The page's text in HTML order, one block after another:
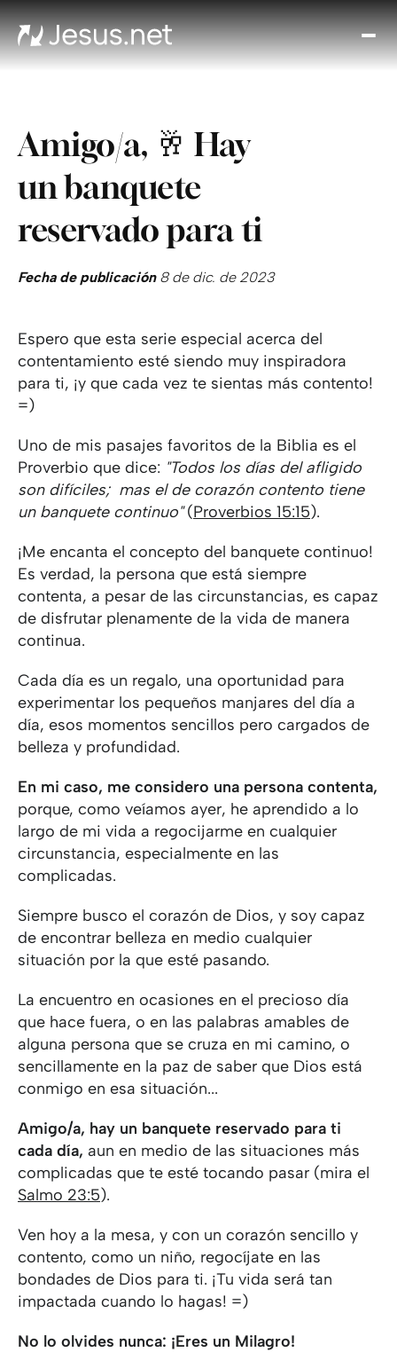
Amigo/a, 🥂 Hay
un banquete
reservado para ti
Fecha de publicación8 de dic. de 2023
Espero que esta serie especial acerca del
contentamiento esté siendo muy inspiradora
para ti, ¡y que cada vez te sientas más contento!
=)
Uno de mis pasajes favoritos de la Biblia es el
Proverbio que dice: "Todos los días del afligido
son difíciles; mas el de corazón contento tiene
un banquete continuo"(Proverbios 15:15).
¡Me encanta el concepto del banquete continuo!
Es verdad, la persona que está siempre
contenta, a pesar de las circunstancias, es capaz
de disfrutar plenamente de la vida de manera
continua.
Cada día es un regalo, una oportunidad para
experimentar los pequeños manjares del día a
día, esos momentos sencillos pero cargados de
belleza y profundidad.
En mi caso, me considero una persona contenta,
porque, como veíamos ayer, he aprendido a lo
largo de mi vida a regocijarme en cualquier
circunstancia, especialmente en las
complicadas.
Siempre busco el corazón de Dios, y soy capaz
de encontrar belleza en medio cualquier
situación por la que esté pasando.
La encuentro en ocasiones en el precioso día
que hace fuera, o en las palabras amables de
alguna persona que se cruza en mi camino, o
sencillamente en la paz de saber que Dios está
conmigo en esa situación...
Amigo/a, hay un banquete reservado para ti
cada día, aun en medio de las situaciones más
complicadas que te esté tocando pasar (mira el
Salmo 23:5).
Ven hoy a la mesa, y con un corazón sencillo y
contento, como un niño, regocíjate en las
bondades de Dios para ti. ¡Tu vida será tan
impactada cuando lo hagas! =)
No lo olvides nunca: ¡Eres un Milagro!